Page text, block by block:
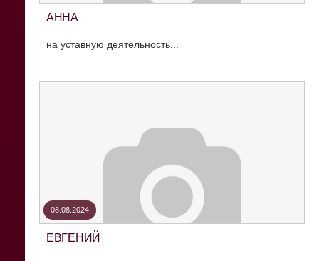
АННА
на уставную деятельность...
08.08.2024
ЕВГЕНИЙ